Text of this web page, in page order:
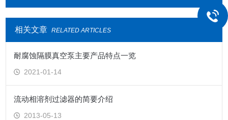
相关文章 RELATED ARTICLES
耐腐蚀隔膜真空泵主要产品特点一览
2021-01-14
流动相溶剂过滤器的简要介绍
2013-05-13